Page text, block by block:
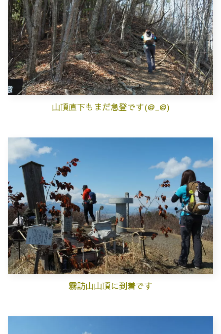
山頂直下もまだ急登です(@_@)
霧訪山山頂に到着です